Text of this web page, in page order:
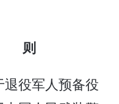
则
役军人预备役